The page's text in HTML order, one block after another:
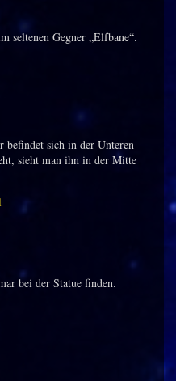
seltenen Gegner „Elfbane“.
befindet sich in der Unteren
sieht man ihn in der Mitte
bei der Statue finden.